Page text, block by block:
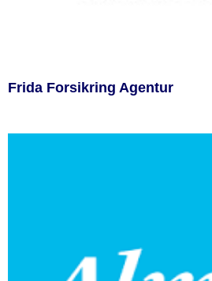
Frida Forsikring Agentur